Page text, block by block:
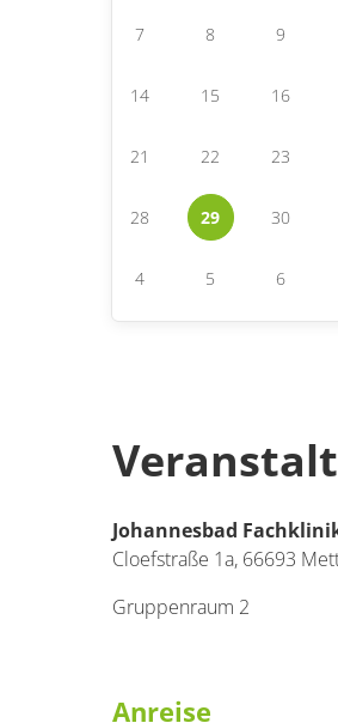
7 8 9
14 15 16
21 22 23
28 29 30
4 5 6
Johannesbad
Cloefstraße 1a, 66693
Gruppenraum 2
Anreise